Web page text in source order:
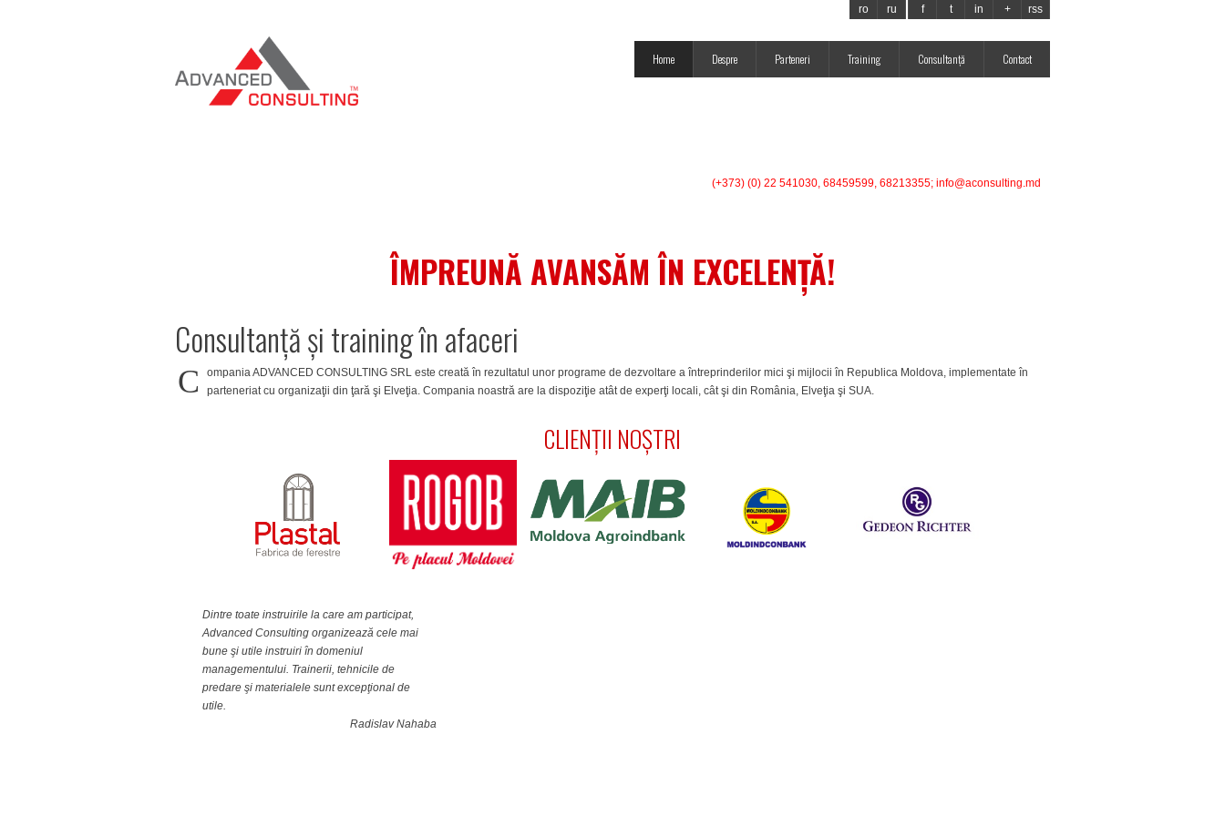
ro ru f t in + rss
Home Despre Parteneri Training Consultanţă Contact
(+373) (0) 22 541030, 68459599, 68213355; info@aconsulting.md
ÎMPREUNĂ AVANSĂM ÎN EXCELENȚĂ!
Consultanță și training în afaceri
С
ompania ADVANCED CONSULTING SRL este creată în rezultatul unor programe de dezvoltare a întreprinderilor mici şi mijlocii în Republica Moldova, implementate în
parteneriat cu organizaţii din ţară şi Elveţia. Compania noastră are la dispoziţie atât de experţi locali, cât şi din România, Elveţia şi SUA.
CLIENŢII NOŞTRI
Dintre toate instruirile la care am participat,
Advanced Consulting organizează cele mai
bune şi utile instruiri în domeniul
managementului. Trainerii, tehnicile de
predare şi materialele sunt excepţional de
utile.
Radislav Nahaba